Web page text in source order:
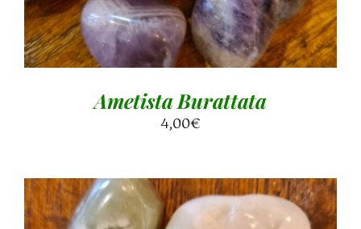
Ametista Burattata
4,00€